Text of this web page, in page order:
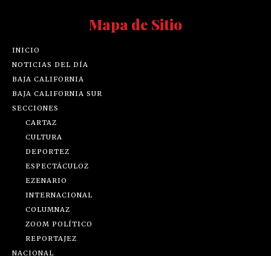
Mapa de Sitio
INICIO
NOTICIAS DEL DÍA
BAJA CALIFORNIA
BAJA CALIFORNIA SUR
SECCIONES
CARTAZ
CULTURA
DEPORTEZ
ESPECTÁCULOZ
EZENARIO
INTERNACIONAL
COLUMNAZ
ZOOM POLÍTICO
REPORTAJEZ
NACIONAL